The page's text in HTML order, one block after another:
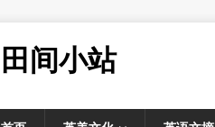
田间小站